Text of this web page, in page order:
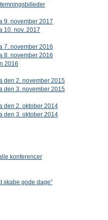
9. november 2017
10. nov. 2017
7. november 2016
8. november 2016
2016
den 2. november 2015
den 3. november 2015
den 2. oktober 2014
den 3. oktober 2014
konferencer
skabe gode dage”